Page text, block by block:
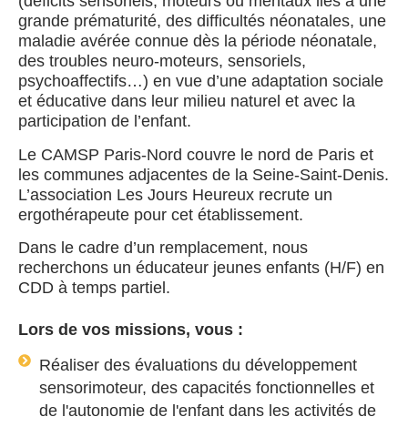
grande prématurité, des difficultés néonatales, une
maladie avérée connue dès la période néonatale,
des troubles neuro-moteurs, sensoriels,
psychoaffectifs…) en vue d’une adaptation sociale
et éducative dans leur milieu naturel et avec la
participation de l’enfant.
Le CAMSP Paris-Nord couvre le nord de Paris et
les communes adjacentes de la Seine-Saint-Denis.
L’association Les Jours Heureux recrute un
ergothérapeute pour cet établissement.
Dans le cadre d’un remplacement, nous
recherchons un éducateur jeunes enfants (H/F) en
CDD à temps partiel.
Lors de vos missions, vous :
Réaliser des évaluations du développement
sensorimoteur, des capacités fonctionnelles et
de l'autonomie de l'enfant dans les activités de